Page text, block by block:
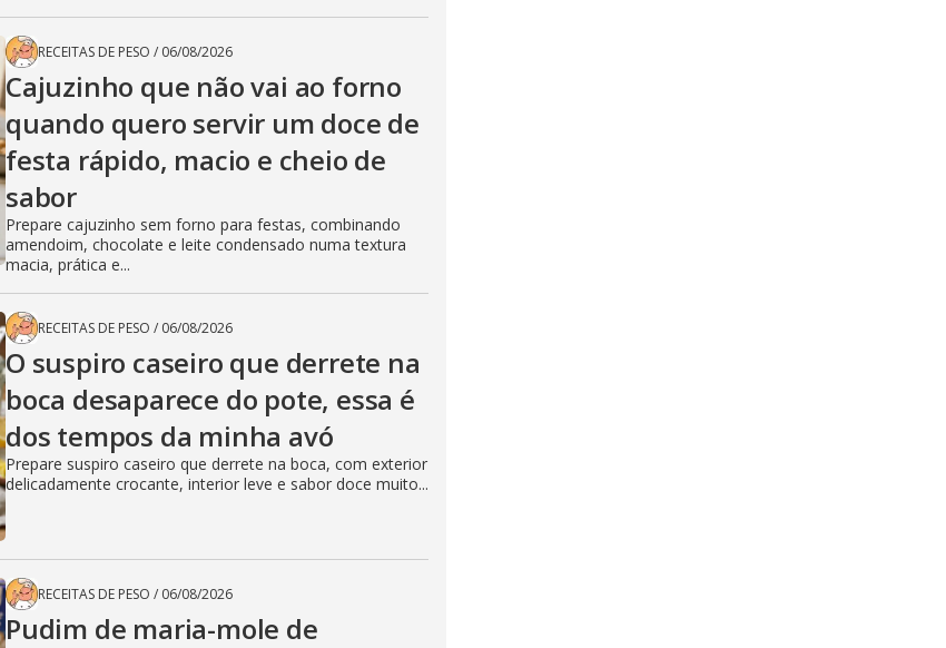
RECEITAS DE PESO / 06/08/2026
Cajuzinho que não vai ao forno
quando quero servir um doce de
festa rápido, macio e cheio de
sabor
Prepare cajuzinho sem forno para festas, combinando
amendoim, chocolate e leite condensado numa textura
macia, prática e...
RECEITAS DE PESO / 06/08/2026
O suspiro caseiro que derrete na
boca desaparece do pote, essa é
dos tempos da minha avó
Prepare suspiro caseiro que derrete na boca, com exterior
delicadamente crocante, interior leve e sabor doce muito...
RECEITAS DE PESO / 06/08/2026
Pudim de maria-mole de